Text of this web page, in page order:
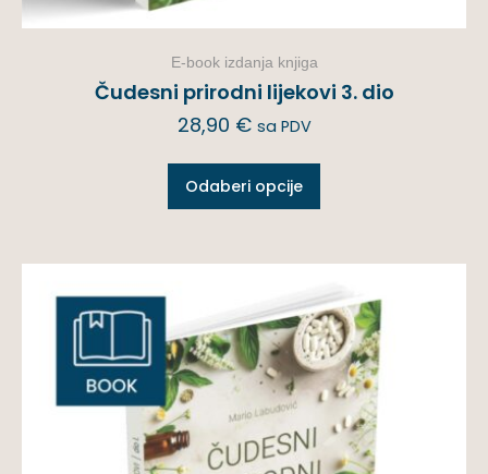
E-book izdanja knjiga
Čudesni prirodni lijekovi 3. dio
28,90 € sa PDV
Odaberi opcije